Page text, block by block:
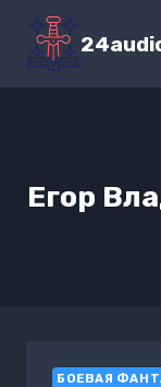
Перейти
содержимому
Егор
БОЕВАЯ